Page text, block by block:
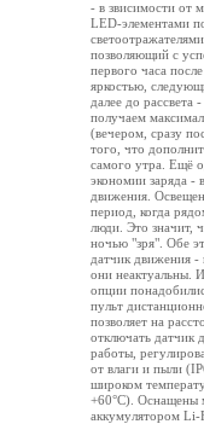
- в звисимости от
LED-элементами
позволяющий с
первого часа
яркостью,
далее до рассвета
получаем
(вечером, сразу
того, что
самого утра. Ещё
экономии заряда -
движения.
период, когда
люди. Это значит,
ночью "зря". Обе
датчик движения -
они неактуальны.
опции
пульт
позволяет на
отключать датчик
работы,
от влаги и пыли
широком
+60°C). Оснащены
аккумулятором Li-